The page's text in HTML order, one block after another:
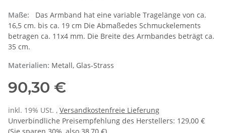
Maße:
Das Armband hat eine variable Tragelänge von ca.
16,5 cm. bis ca. 19 cm Die Abmaßedes Schmuckelements
betragen ca. 11x4 mm. Die Breite des Armbandes beträgt ca.
35 cm.
Materialien: Metall, Glas-Strass
90,30 €
inkl. 19% USt. , Versandkostenfreie Lieferung
Unverbindliche Preisempfehlung des Herstellers: 129,00 €